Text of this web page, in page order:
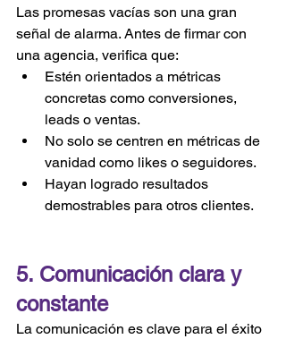
Las promesas vacías son una gran
señal de alarma. Antes de firmar con
una agencia, verifica que:
Estén orientados a métricas
concretas como conversiones,
leads o ventas.
No solo se centren en métricas de
vanidad como likes o seguidores.
Hayan logrado resultados
demostrables para otros clientes.
5. Comunicación clara y
constante
La comunicación es clave para el éxito